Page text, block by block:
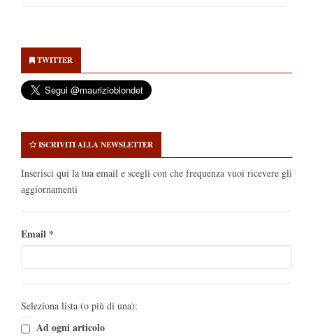
Sidebar
TWITTER
ISCRIVITI ALLA NEWSLETTER
Inserisci qui la tua email e scegli con che frequenza vuoi ricevere gli
aggiornamenti
Email *
Seleziona lista (o più di una):
Ad ogni articolo